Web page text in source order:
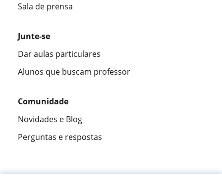
Sala de prensa
Junte-se
Dar aulas particulares
Alunos que buscam professor
Comunidade
Novidades e Blog
Perguntas e respostas